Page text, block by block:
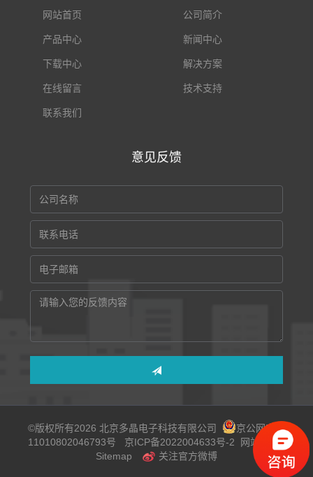
网站首页 公司简介
产品中心 新闻中心
下载中心 解决方案
在线留言 技术支持
联系我们
意见反馈
©版权所有2026 北京多晶电子科技有限公司
京公网安备
11010802046793号
京ICP备2022004633号-2
网站地图
Sitemap
关注官方微博